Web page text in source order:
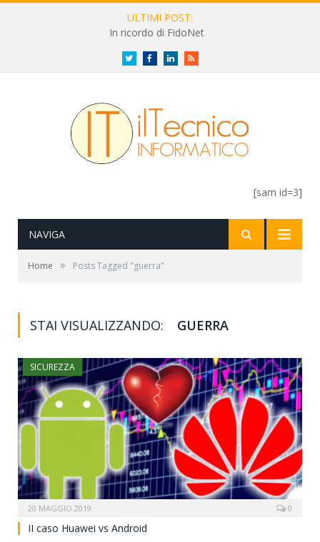
ULTIMI POST:
In ricordo di FidoNet
Twitter FacebookLinkedInRSS
[sam id=3]
NAVIGA
Home » Posts Tagged "guerra"
STAI VISUALIZZANDO: GUERRA
SICUREZZA
20 MAGGIO 2019 0
II caso Huawei vs Android